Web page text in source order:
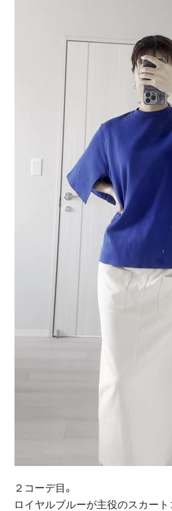
２コーデ目。
ロイヤルブルーが主役のスカート